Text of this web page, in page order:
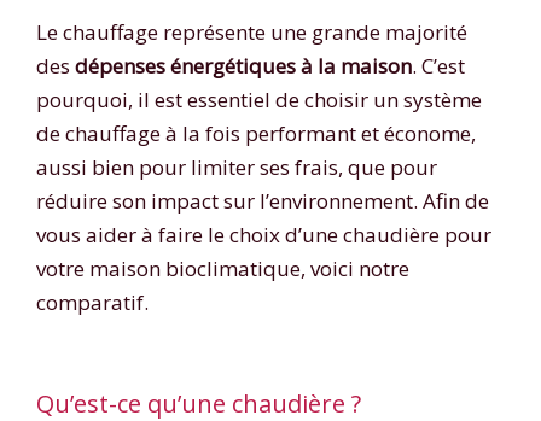
Le chauffage représente une grande majorité
des dépenses énergétiques à la maison. C’est
pourquoi, il est essentiel de choisir un système
de chauffage à la fois performant et économe,
aussi bien pour limiter ses frais, que pour
réduire son impact sur l’environnement. Afin de
vous aider à faire le choix d’une chaudière pour
votre maison bioclimatique, voici notre
comparatif.
Qu’est-ce qu’une chaudière ?